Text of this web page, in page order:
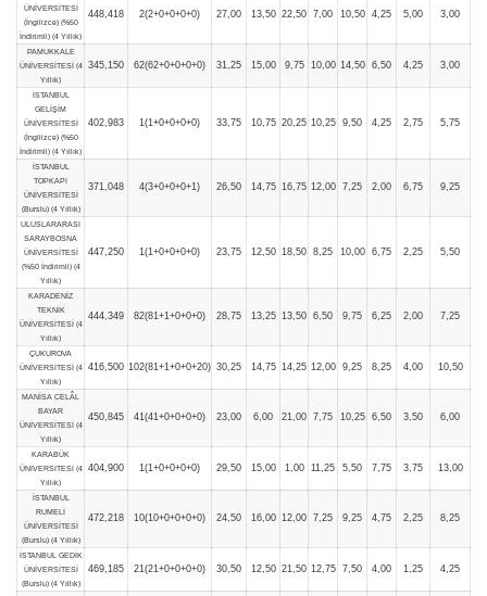
ÜNİVERSİTESİ
(İngilizce) (%50
İndirimli) (4 Yıllık)
448,418 2(2+0+0+0+0) 27,00 13,50 22,50 7,00 10,50 4,25 5,00 3,00
PAMUKKALE
ÜNİVERSİTESİ (4
Yıllık)
345,150 62(62+0+0+0+0) 31,25 15,00 9,75 10,00 14,50 6,50 4,25 3,00
İSTANBUL
GELİŞİM
ÜNİVERSİTESİ
(İngilizce) (%50
İndirimli) (4 Yıllık)
402,983 1(1+0+0+0+0) 33,75 10,75 20,25 10,25 9,50 4,25 2,75 5,75
İSTANBUL
TOPKAPI
ÜNİVERSİTESİ
(Burslu) (4 Yıllık)
371,048 4(3+0+0+0+1) 26,50 14,75 16,75 12,00 7,25 2,00 6,75 9,25
ULUSLARARASI
SARAYBOSNA
ÜNİVERSİTESİ
(%50 İndirimli) (4
Yıllık)
447,250 1(1+0+0+0+0) 23,75 12,50 18,50 8,25 10,00 6,75 2,25 5,50
KARADENİZ
TEKNİK
ÜNİVERSİTESİ (4
Yıllık)
444,349 82(81+1+0+0+0) 28,75 13,25 13,50 6,50 9,75 6,25 2,00 7,25
ÇUKUROVA
ÜNİVERSİTESİ (4
Yıllık)
416,500 102(81+1+0+0+20) 30,25 14,75 14,25 12,00 9,25 8,25 4,00 10,50
MANİSA CELÂL
BAYAR
ÜNİVERSİTESİ (4
Yıllık)
450,845 41(41+0+0+0+0) 23,00 6,00 21,00 7,75 10,25 6,50 3,50 6,00
KARABÜK
ÜNİVERSİTESİ (4
Yıllık)
404,900 1(1+0+0+0+0) 29,50 15,00 1,00 11,25 5,50 7,75 3,75 13,00
İSTANBUL
RUMELİ
ÜNİVERSİTESİ
(Burslu) (4 Yıllık)
472,218 10(10+0+0+0+0) 24,50 16,00 12,00 7,25 9,25 4,75 2,25 8,25
İSTANBUL GEDİK
ÜNİVERSİTESİ
(Burslu) (4 Yıllık)
469,185 21(21+0+0+0+0) 30,50 12,50 21,50 12,75 7,50 4,00 1,25 4,25